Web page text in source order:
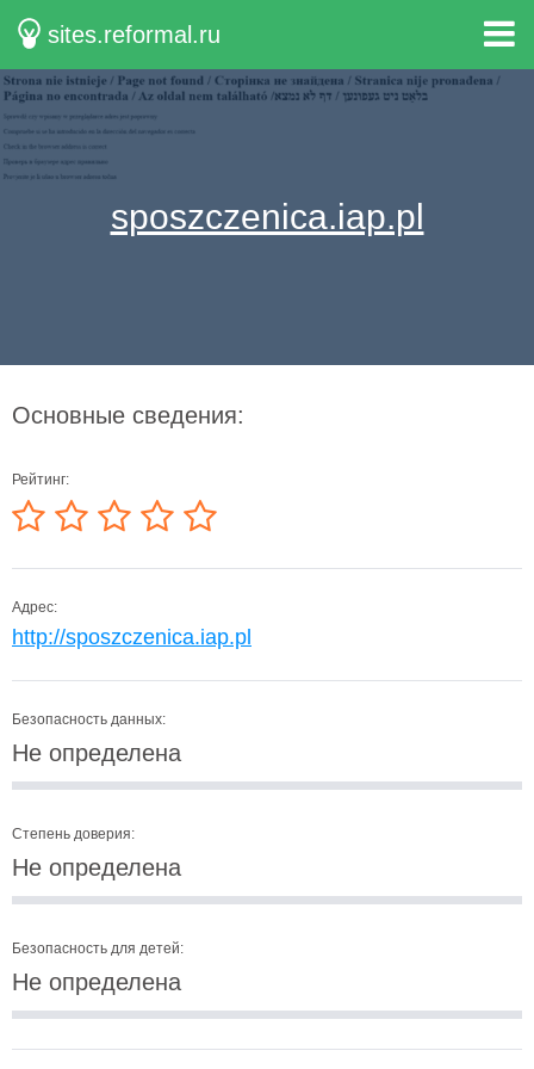
sites.reformal.ru
sposzczenica.iap.pl
Основные сведения:
Рейтинг:
Адрес:
http://sposzczenica.iap.pl
Безопасность данных:
Не определена
Степень доверия:
Не определена
Безопасность для детей:
Не определена